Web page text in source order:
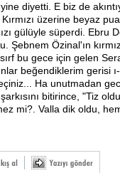
diyetti. E biz de
üzerine beyaz
gülüyle süperdi. Ebru
Şebnem Özinal'ın
bu gece için gelen
beğendiklerim gerisi
Ha unutmadan
bitirince, "Tiz
mi?. Valla dik oldu,